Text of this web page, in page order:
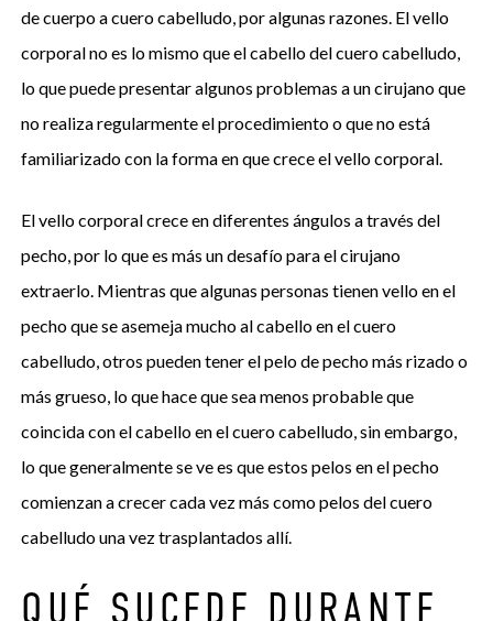
de cuerpo a cuero cabelludo, por algunas razones. El vello
corporal no es lo mismo que el cabello del cuero cabelludo,
lo que puede presentar algunos problemas a un cirujano que
no realiza regularmente el procedimiento o que no está
familiarizado con la forma en que crece el vello corporal.
El vello corporal crece en diferentes ángulos a través del
pecho, por lo que es más un desafío para el cirujano
extraerlo. Mientras que algunas personas tienen vello en el
pecho que se asemeja mucho al cabello en el cuero
cabelludo, otros pueden tener el pelo de pecho más rizado o
más grueso, lo que hace que sea menos probable que
coincida con el cabello en el cuero cabelludo, sin embargo,
lo que generalmente se ve es que estos pelos en el pecho
comienzan a crecer cada vez más como pelos del cuero
cabelludo una vez trasplantados allí.
QUÉ SUCEDE DURANTE